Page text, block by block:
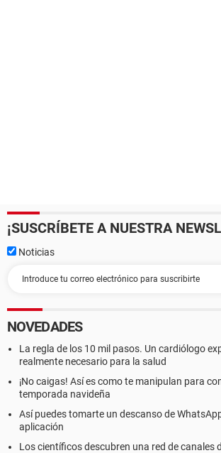
¡SUSCRÍBETE A NUESTRA
Noticias
NOVEDADES
La regla de los 10 mil pasos. Un cardiólogo
realmente necesario para la salud
¡No caigas! Así es como te manipulan para
temporada navideña
Así puedes tomarte un descanso de
aplicación
Los científicos descubren una red de canales